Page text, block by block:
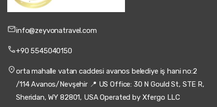
info@zeyvonatravel.com
+90 5545040150
orta mahalle vatan caddesi avanos belediye iş hani no:2
/114 Avanos/Nevşehir 📍 US Office: 30 N Gould St, STE R,
Sheridan, WY 82801, USA Operated by Xfergo LLC